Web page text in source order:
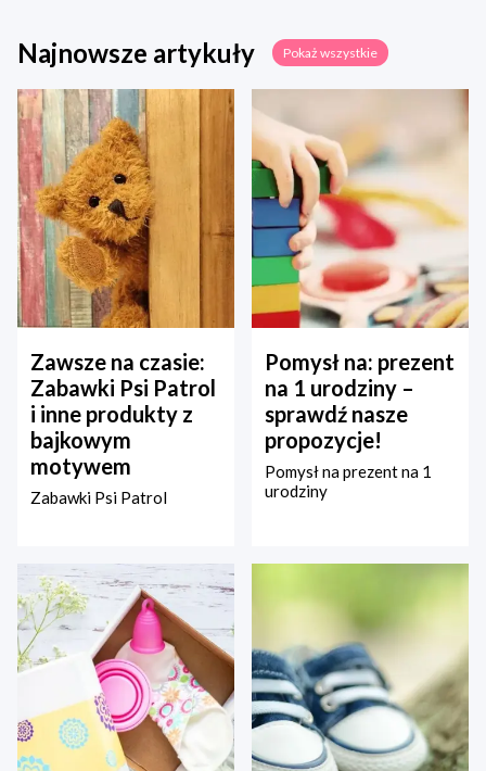
Najnowsze artykuły Pokaż wszystkie
Zawsze na czasie:
Zabawki Psi Patrol
i inne produkty z
bajkowym
motywem
Zabawki Psi Patrol
Pomysł na: prezent
na 1 urodziny –
sprawdź nasze
propozycje!
Pomysł na prezent na 1
urodziny